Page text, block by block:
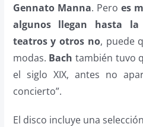
Gennato Manna. Pero es
algunos llegan hasta
teatros y otros no, puede
modas. Bach también tuvo
el siglo XIX, antes no
concierto”.
El disco incluye una